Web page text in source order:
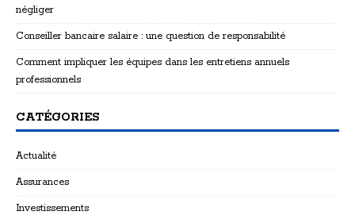
négliger
Conseiller bancaire salaire : une question de responsabilité
Comment impliquer les équipes dans les entretiens annuels
professionnels
CATÉGORIES
Actualité
Assurances
Investissements